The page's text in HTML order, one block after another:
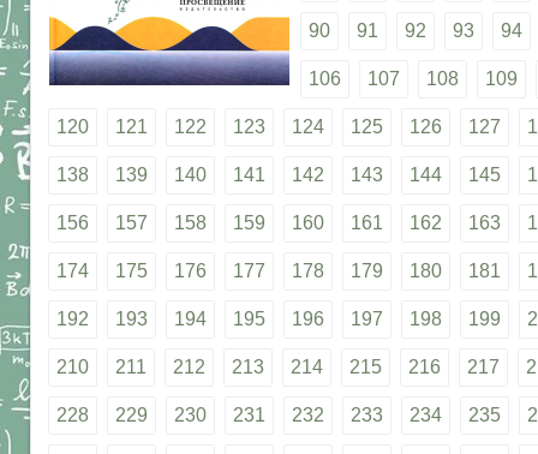
90 91 92 93 94
106 107 108 109
120 121 122 123 124 125 126 127
138 139 140 141 142 143 144 145
156 157 158 159 160 161 162 163
174 175 176 177 178 179 180 181
192 193 194 195 196 197 198 199
210 211 212 213 214 215 216 217
228 229 230 231 232 233 234 235